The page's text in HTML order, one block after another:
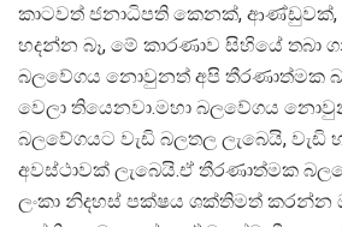
කාටවත් ජනාධිපති කෙනක්, ආණ්ඩුවක්,
හදන්න බෑ, මේ කාරණාව සිහියේ තබා
බලවේගය නොවුනත් අපි තීරණාත්මක
වෙලා තියෙනවා.මහා බලවේගය
බලවේගයට වැඩි බලතල ලැබෙයි, වැඩි
අවස්ථාවක් ලැබෙයි.ඒ තීරණාත්මක
ලංකා නිදහස් පක්ෂය ශක්තිමත් කරන්න